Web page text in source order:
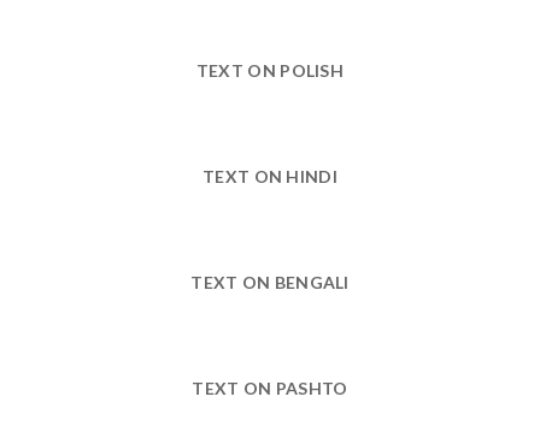
TEXT ON POLISH
TEXT ON HINDI
TEXT ON BENGALI
TEXT ON PASHTO